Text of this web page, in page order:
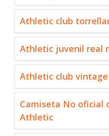
Athletic club
Athletic juvenil real
Athletic club vintage
Camiseta No oficial
Athletic